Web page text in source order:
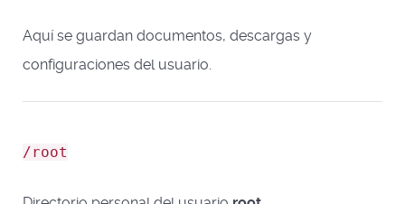
Aquí se guardan documentos, descargas y
configuraciones del usuario.
/root